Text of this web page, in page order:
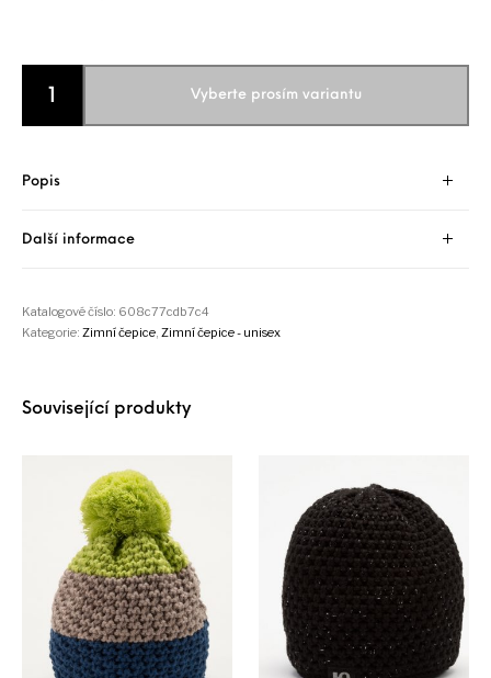
Přidat do košíku
Popis
Další informace
Katalogové číslo: 608c77cdb7c4
Kategorie:Zimní čepice ,Zimní čepice - unisex
Související produkty